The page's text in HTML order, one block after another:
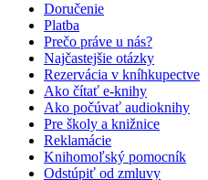
Doručenie
Platba
Prečo práve u nás?
Najčastejšie otázky
Rezervácia v kníhkupectve
Ako čítať e-knihy
Ako počúvať audioknihy
Pre školy a knižnice
Reklamácie
Knihomoľský pomocník
Odstúpiť od zmluvy